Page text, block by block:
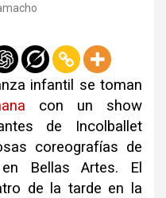
infantil se toman
con un show
de Incolballet
coreografías de
en Bellas Artes. El
de la tarde en la